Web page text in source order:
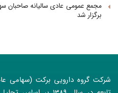
مجمع عمومی عادی سالیانه صاحبان
برگزار شد